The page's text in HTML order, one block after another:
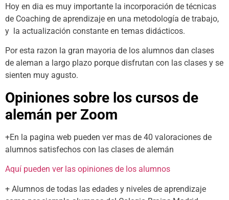
Hoy en dia es muy importante la incorporación de técnicas
de Coaching de aprendizaje en una metodología de trabajo,
y la actualización constante en temas didácticos.
Por esta razon la gran mayoria de los alumnos dan clases
de aleman a largo plazo porque disfrutan con las clases y se
sienten muy agusto.
Opiniones sobre los cursos de
alemán per Zoom
+En la pagina web pueden ver mas de 40 valoraciones de
alumnos satisfechos con las clases de alemán
Aquí pueden ver las opiniones de los alumnos
+ Alumnos de todas las edades y niveles de aprendizaje